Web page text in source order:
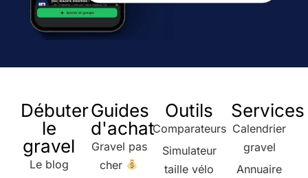
Débuter
le
gravel
Le blog
Guides
d'achat
Gravel pas
cher
Outils
Comparateurs
Simulateur
taille vélo
Services
Calendrier
gravel
Annuaire